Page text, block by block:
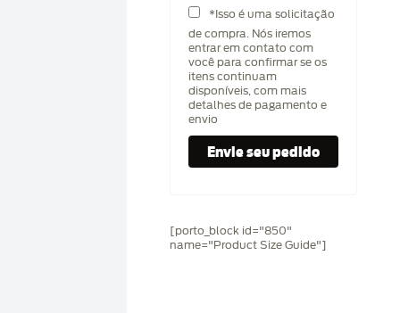
*Isso é uma solicitação
de compra. Nós iremos
entrar em contato com
você para confirmar se os
itens continuam
disponíveis, com mais
detalhes de pagamento e
envio
[porto_block id="850"
name="Product Size Guide"]